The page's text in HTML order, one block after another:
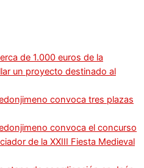
de 1.000 euros de la
un proyecto destinado al
convoca tres plazas
convoca el concurso
de la XXIII Fiesta Medieval